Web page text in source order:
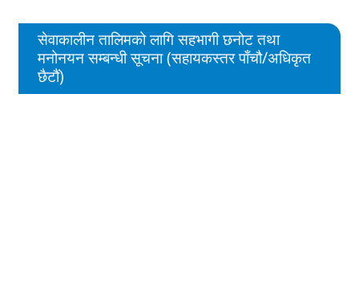
सेवाकालीन तालिमको लागि सहभागी छनोट तथा
मनोनयन सम्बन्धी सूचना (सहायकस्तर पाँचौ/अधिकृत
छैटौं)